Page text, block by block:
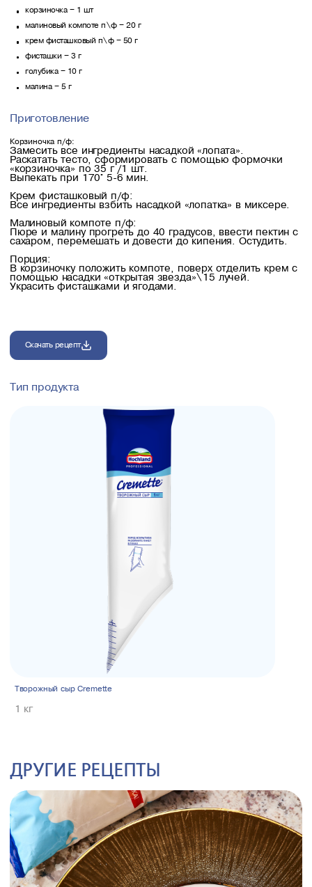
корзиночка – 1 шт
малиновый компоте п\ф – 20 г
крем фисташковый п\ф – 50 г
фисташки – 3 г
голубика – 10 г
малина – 5 г
Приготовление
Корзиночка п/ф:
Замесить все ингредиенты насадкой «лопата».
Раскатать тесто, сформировать с помощью формочки
«корзиночка» по 35 г /1 шт.
Выпекать при 170° 5-6 мин.
Крем фисташковый п/ф:
Все ингредиенты взбить насадкой «лопатка» в миксере.
Малиновый компоте п/ф:
Пюре и малину прогреть до 40 градусов, ввести пектин с
сахаром, перемешать и довести до кипения. Остудить.
Порция:
В корзиночку положить компоте, поверх отделить крем с
помощью насадки «открытая звезда»\15 лучей.
Украсить фисташками и ягодами.
Скачать рецепт
Тип продукта
Творожный сыр Cremette
1 кг
ДРУГИЕ РЕЦЕПТЫ